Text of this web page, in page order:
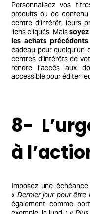
Personnalisez vos
produits ou de
centre d’intérêt, leurs
liens cliqués. Mais
les achats précédents
cadeau pour quelqu’un
centres d’intérêts de
rendre l’accès aux
accessible pour éditer
8-
à
Imposez une
« Dernier jour pour être
également comme